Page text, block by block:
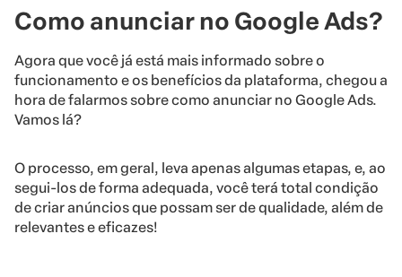
Como anunciar no Google Ads?
Agora que você já está mais informado sobre o
funcionamento e os benefícios da plataforma, chegou a
hora de falarmos sobre como anunciar no Google Ads.
Vamos lá?
O processo, em geral, leva apenas algumas etapas, e, ao
segui-los de forma adequada, você terá total condição
de criar anúncios que possam ser de qualidade, além de
relevantes e eficazes!